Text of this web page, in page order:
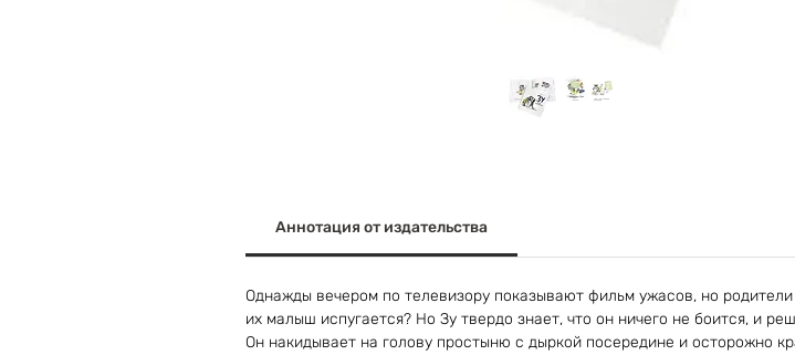
Аннотация от издательства
Однажды вечером по телевизору показывают фильм ужасов, но
их малыш испугается? Но Зу твердо знает, что он ничего не боится, и
Он накидывает на голову простыню с дыркой посередине и осторожно